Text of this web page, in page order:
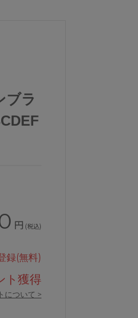
ブラ
円 (税込)
録(無料)
ト獲得
について >